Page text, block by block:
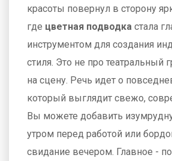
красоты повернул в сторону
где цветная подводка стала
инструментом для создания
стиля. Это не про театральный
на сцену. Речь идет о
который выглядит свежо,
Вы можете добавить
утром перед работой или
свидание вечером. Главное -